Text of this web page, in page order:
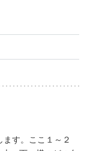
す。ここ１～２